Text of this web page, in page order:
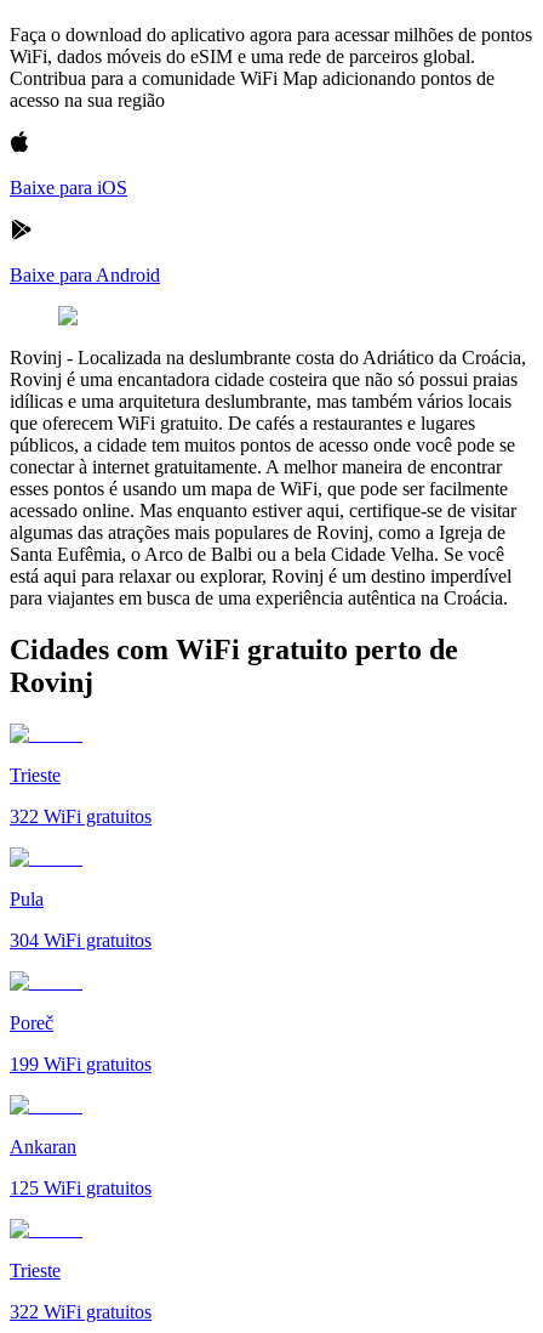
Faça o download do aplicativo agora para acessar milhões de pontos
WiFi, dados móveis do eSIM e uma rede de parceiros global.
Contribua para a comunidade WiFi Map adicionando pontos de
acesso na sua região
Baixe para iOS
Baixe para Android
Rovinj - Localizada na deslumbrante costa do Adriático da Croácia,
Rovinj é uma encantadora cidade costeira que não só possui praias
idílicas e uma arquitetura deslumbrante, mas também vários locais
que oferecem WiFi gratuito. De cafés a restaurantes e lugares
públicos, a cidade tem muitos pontos de acesso onde você pode se
conectar à internet gratuitamente. A melhor maneira de encontrar
esses pontos é usando um mapa de WiFi, que pode ser facilmente
acessado online. Mas enquanto estiver aqui, certifique-se de visitar
algumas das atrações mais populares de Rovinj, como a Igreja de
Santa Eufêmia, o Arco de Balbi ou a bela Cidade Velha. Se você
está aqui para relaxar ou explorar, Rovinj é um destino imperdível
para viajantes em busca de uma experiência autêntica na Croácia.
Cidades com WiFi gratuito perto de
Rovinj
Trieste
322 WiFi gratuitos
Pula
304 WiFi gratuitos
Poreč
199 WiFi gratuitos
Ankaran
125 WiFi gratuitos
Trieste
322 WiFi gratuitos